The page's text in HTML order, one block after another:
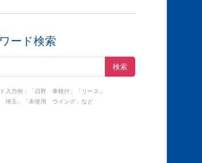
ード検索
入力例：「日野 車検付」「リース」
玉」「未使用 ウイング」など